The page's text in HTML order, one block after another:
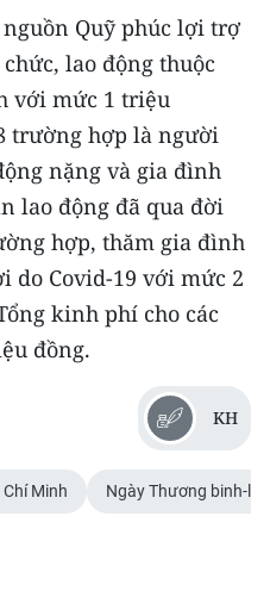
Bắc
Quỹ phúc lợi trợ
lao động thuộc
với mức 1 triệu
trường hợp là người
nặng và gia đình
lao động đã qua đời
hợp, thăm gia đình
do Covid-19 với mức 2
kinh phí cho các
đồng.
KH
Minh Ngày Thương binh-